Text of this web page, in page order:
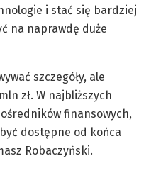
i stać się bardziej
na naprawdę duże
szczegóły, ale
zł. W najbliższych
finansowych,
dostępne od końca
Robaczyński.